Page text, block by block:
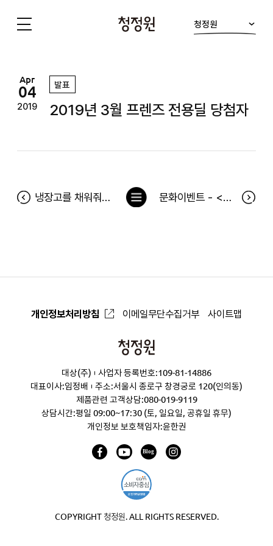
청정원
Apr
04
2019
발표
2019년 3월 프렌즈 전용딜 당첨자
냉장고를 채워줘 115차 당첨자(3월 25일~3월 31일) 및 3월 베스트 당첨후기 문화이벤트 - <뮤지컬> 1976년 할란카운티 4월6일 공연 당첨자
목
개인정보처리방침 이메일무단수집거부 사이트맵
청
원
대상(주)
사업자 등록번호:109-81-14886
대표이사:임정배
주소:서울시 종로구 창경궁로 120(인의동)
제품관련 고객상담:080-019-9119
상담시간:평일 09:00~17:30 (토, 일요일, 공휴일 휴무)
개인정보 보호책임자:윤한권
COPYRIGHT 청정원. ALL RIGHTS RESERVED.